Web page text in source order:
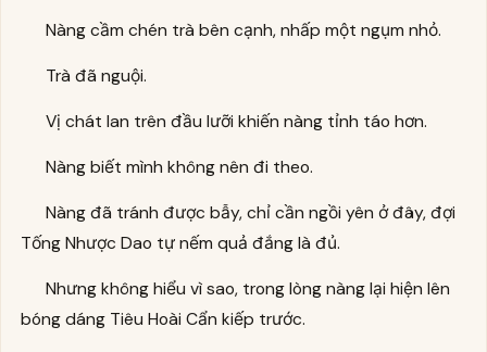
Nàng cầm chén trà bên cạnh, nhấp một ngụm nhỏ.
Trà đã nguội.
Vị chát lan trên đầu lưỡi khiến nàng tỉnh táo hơn.
Nàng biết mình không nên đi theo.
Nàng đã tránh được bẫy, chỉ cần ngồi yên ở đây, đợi
Tống Nhược Dao tự nếm quả đắng là đủ.
Nhưng không hiểu vì sao, trong lòng nàng lại hiện lên
bóng dáng Tiêu Hoài Cẩn kiếp trước.